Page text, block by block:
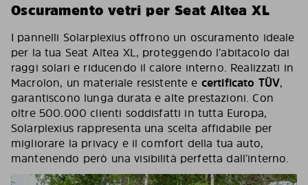
Oscuramento vetri per Seat Altea XL
I pannelli Solarplexius offrono un oscuramento ideale
per la tua Seat Altea XL, proteggendo l’abitacolo dai
raggi solari e riducendo il calore interno. Realizzati in
Macrolon, un materiale resistente e certificato TÜV,
garantiscono lunga durata e alte prestazioni. Con
oltre 500.000 clienti soddisfatti in tutta Europa,
Solarplexius rappresenta una scelta affidabile per
migliorare la privacy e il comfort della tua auto,
mantenendo però una visibilità perfetta dall’interno.